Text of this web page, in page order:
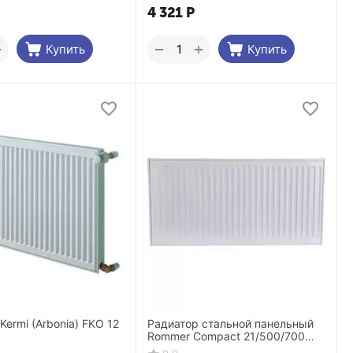
Купить
4 321 Р
Купить
+
−
(Arbonia) FKO 12
Радиатор стальной панельный
Rommer Compact 21/500/700
боковое подключение